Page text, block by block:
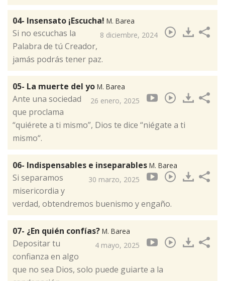
04- Insensato ¡Escucha! M. Barea
8 diciembre, 2024
Si no escuchas la
Palabra de tú Creador,
jamás podrás tener paz.
05- La muerte del yo M. Barea
26 enero, 2025
Ante una sociedad
que proclama
“quiérete a ti mismo”, Dios te dice “niégate a ti
mismo“.
06- Indispensables e inseparables M. Barea
30 marzo, 2025
Si separamos
misericordia y
verdad, obtendremos buenismo y engaño.
07- ¿En quién confías? M. Barea
4 mayo, 2025
Depositar tu
confianza en algo
que no sea Dios, solo puede guiarte a la